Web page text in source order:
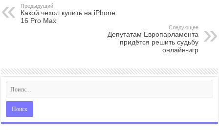
Предыдущий
Какой чехол купить на iPhone
16 Pro Max
Следующее
Депутатам Европарламента
придётся решить судьбу
онлайн-игр